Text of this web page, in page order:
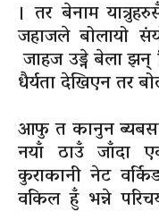
। तर बेनाम
जहाजले बोलायो
जाहज उड्ने बेला
धैर्यता देखिएन तर
आफु त कानुन
नयाँ ठाउँ जाँदा
कुराकानी नेट
वकिल हुँ भन्ने